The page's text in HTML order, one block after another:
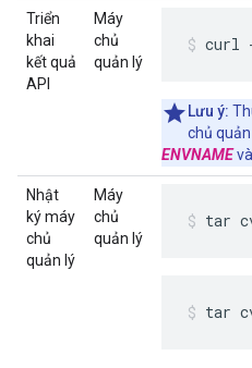
Triển
khai
kết quả
API
Máy
chủ
quản lý
curl
Lưu ý:
chủ
ENVNAMEvà
Nhật
ký máy
chủ
quản lý
Máy
chủ
quản lý
tar
tar